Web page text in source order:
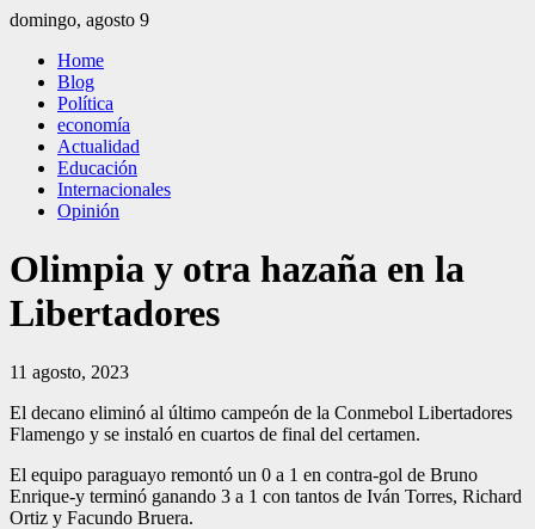
Saltar
contenido
domingo, agosto 9
El Independiente
El independiente Libre y Transparente
Home
Blog
Política
economía
Actualidad
Educación
Internacionales
Opinión
Olimpia y otra hazaña en la
Libertadores
11 agosto, 2023
El decano eliminó al último campeón de la Conmebol Libertadores
Flamengo y se instaló en cuartos de final del certamen.
El equipo paraguayo remontó un 0 a 1 en contra-gol de Bruno
Enrique-y terminó ganando 3 a 1 con tantos de Iván Torres, Richard
Ortiz y Facundo Bruera.